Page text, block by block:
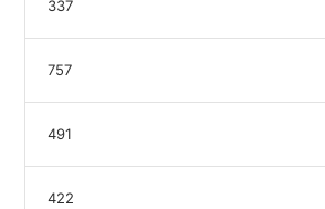
337
757
491
422